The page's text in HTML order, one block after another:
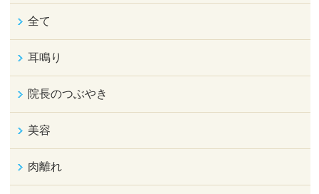
全て
耳鳴り
院長のつぶやき
美容
肉離れ